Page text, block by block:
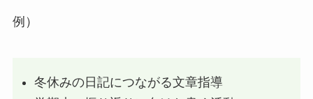
例）
冬休みの日記につながる文章指導